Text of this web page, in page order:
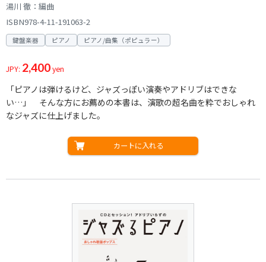
湯川 徹：編曲
ISBN978-4-11-191063-2
鍵盤楽器 ピアノ ピアノ/曲集（ポピュラー）
JPY: 2,400yen
「ピアノは弾けるけど、ジャズっぽい演奏やアドリブはできな
い…」 そんな方にお薦めの本書は、演歌の超名曲を粋でおしゃれ
なジャズに仕上げました。
カートに入れる